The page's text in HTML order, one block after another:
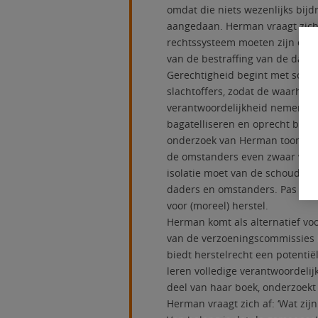
omdat die niets wezenlijks
aangedaan. Herman vraagt
rechtssysteem moeten zijn om
van de bestraffing van de dader.
Gerechtigheid begint met
slachtoffers, zodat de
verantwoordelijkheid nemen
bagatelliseren en oprecht
onderzoek van Herman toont
de omstanders even zwaar
isolatie moet van de
daders en omstanders. Pas
voor (moreel) herstel.
Herman komt als alternatief
van de
biedt herstelrecht een
leren volledige
deel van haar boek,
Herman vraagt zich af: ‘Wat